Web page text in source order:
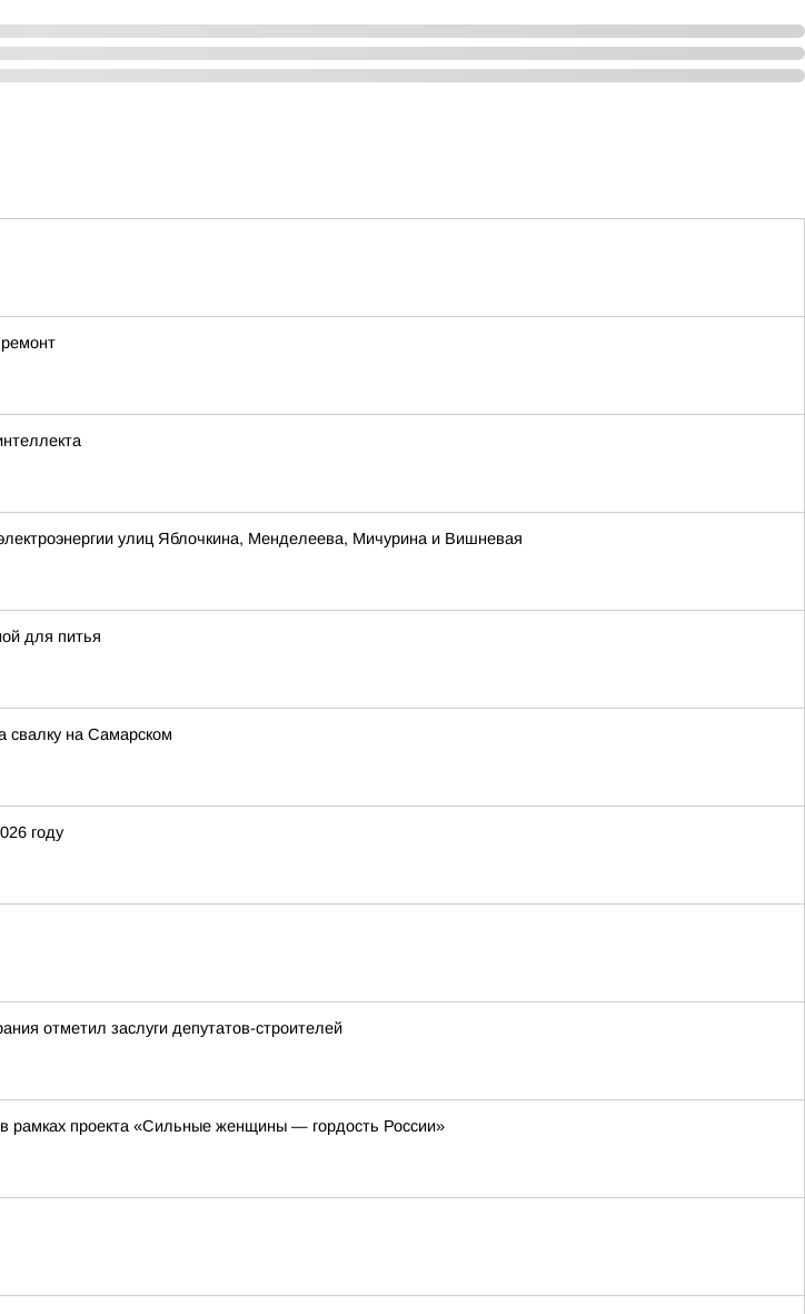
улиц Яблочкина, Менделеева, Мичурина и Вишневая
для питья
свалку на Самарском
году
отметил заслуги депутатов-строителей
рамках проекта «Сильные женщины — гордость России»